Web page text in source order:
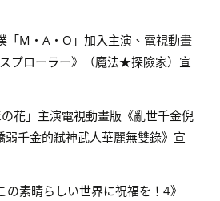
「M・A・O」加入主演、電視動畫
プローラー》（魔法★探險家）宣
花」主演電視動畫版《亂世千金倪
弱千金的弒神武人華麗無雙錄》宣
素晴らしい世界に祝福を！4》